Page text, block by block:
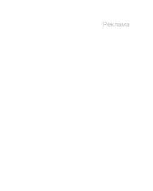
Реклама